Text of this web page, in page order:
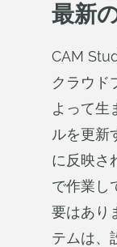
最新
CAM
クラウド
よって生
ルを更新
に反映さ
で作業し
要はあり
テムは、